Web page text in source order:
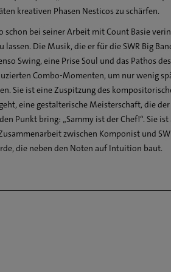
kreativen Phasen Nesticos zu schärfen.
schon bei seiner Arbeit mit Count Basie
Die Musik, die er für die SWR Big
Swing, eine Prise Soul und das Pathos
Combo-Momenten, um nur wenig
Sie ist eine Zuspitzung des
eine gestalterische Meisterschaft, die der
Punkt bring: „Sammy ist der Chef!“. Sie
zwischen Komponist und
die neben den Noten auf Intuition baut.